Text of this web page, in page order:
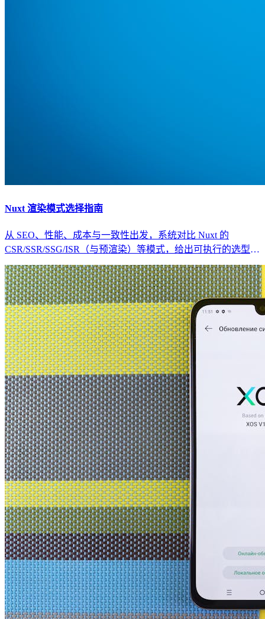
Nuxt 渲染模式选择指南
从 SEO、性能、成本与一致性出发，系统对比 Nuxt 的
CSR/SSR/SSG/ISR（与预渲染）等模式，给出可执行的选型矩
阵与落地架构建议。